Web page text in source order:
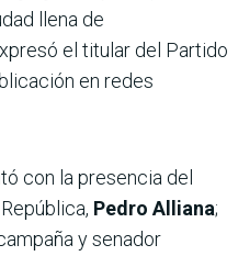
llena de
el titular del Partido
en redes
con la presencia del
Pedro Alliana;
y senador